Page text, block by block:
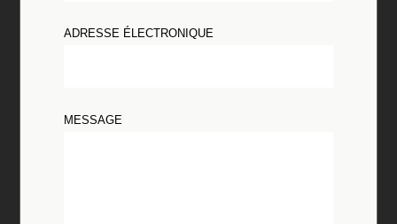
ADRESSE ÉLECTRONIQUE
MESSAGE